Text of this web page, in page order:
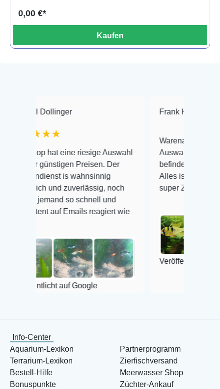
0,00 €*
Kaufen
hat eine riesige Auswahl
Preisen. Der
is wahnsinnig
und zuverlässig, noch
so schnell und
auf Emails reagiert wie
auf Google
Frank Hackmayer
Warenanlieferung Top und
Auswahl plus
befinden der Fische
Alles ist quick lebendig und
super Zustand. Gerne wieder
Veröffentlicht auf Google
Info-Center
Aquarium-Lexikon
Terrarium-Lexikon
Bestell-Hilfe
Bonuspunkte
Partnerprogramm
Zierfischversand
Meerwasser Shop
Züchter-Ankauf